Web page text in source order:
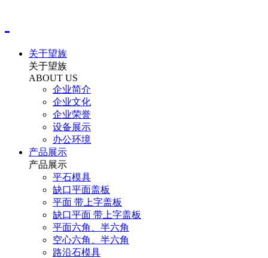
关于望族
关于望族
ABOUT US
企业简介
企业文化
企业荣誉
设备展示
办公环境
产品展示
产品展示
平石模具
缺口平面盖板
平面 带上字盖板
缺口平面 带上字盖板
平面六角、半六角
空心六角、半六角
路沿石模具